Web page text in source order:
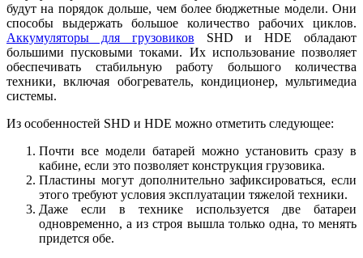
будут на порядок дольше, чем более бюджетные модели. Они
способы выдержать большое количество рабочих циклов.
Аккумуляторы для грузовиков SHD и HDE обладают
большими пусковыми токами. Их использование позволяет
обеспечивать стабильную работу большого количества
техники, включая обогреватель, кондиционер, мультимедиа
системы.
Из особенностей SHD и HDE можно отметить следующее:
Почти все модели батарей можно установить сразу в
кабине, если это позволяет конструкция грузовика.
Пластины могут дополнительно зафиксироваться, если
этого требуют условия эксплуатации тяжелой техники.
Даже если в технике используется две батареи
одновременно, а из строя вышла только одна, то менять
придется обе.